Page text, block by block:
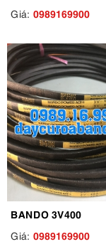
Giá: 0989169900
BANDO 3V400
Giá: 0989169900